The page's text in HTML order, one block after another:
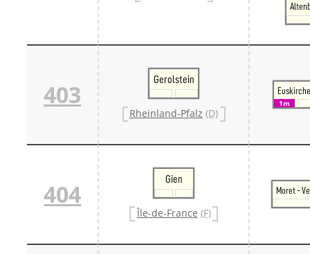
Weitere
Polen
403
Gerolstein
Rheinland-Pfalz (D)
1m
404
Gien
Île-de-France (F)
Moret -